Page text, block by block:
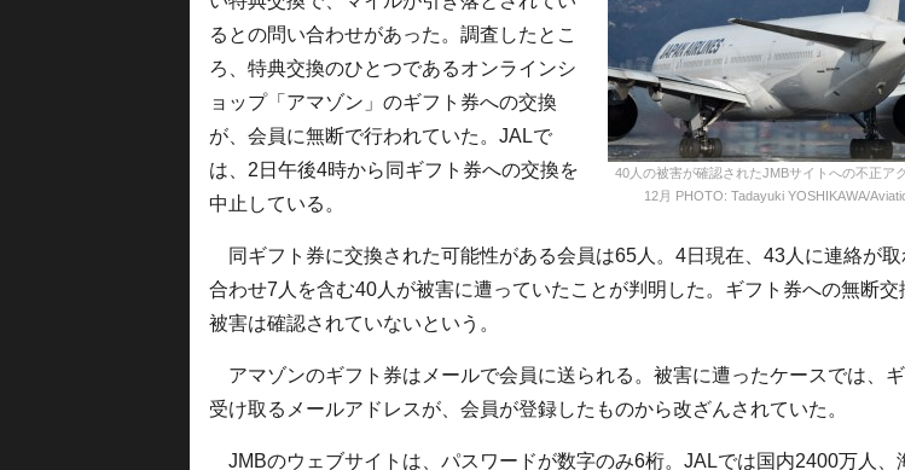
40人の被害が確認されたJMBサイトへの不正ア
12月 PHOTO: Tadayuki YOSHIKAWA/
るとの問い合わせがあった。調査したとこ
ろ、特典交換のひとつであるオンラインシ
ョップ「アマゾン」のギフト券への交換
が、会員に無断で行われていた。JALで
は、2日午後4時から同ギフト券への交換を
中止している。
同ギフト券に交換された可能性がある会員は65人。4日現在、43人に連絡が取
合わせ7人を含む40人が被害に遭っていたことが判明した。ギフト券への無断交
被害は確認されていないという。
アマゾンのギフト券はメールで会員に送られる。被害に遭ったケースでは、
受け取るメールアドレスが、会員が登録したものから改ざんされていた。
JMBのウェブサイトは、パスワードが数字のみ6桁。JALでは国内2400万人、